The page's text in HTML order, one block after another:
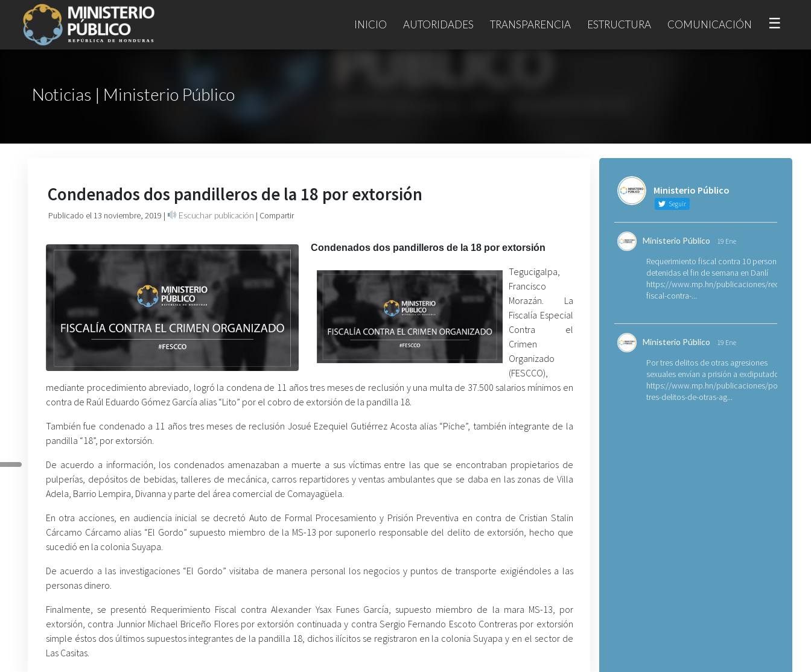
INICIO AUTORIDADES TRANSPARENCIA ESTRUCTURA COMUNICACIÓN ☰
Noticias | Ministerio Público
Condenados dos pandilleros de la 18 por extorsión
Publicado el 13 noviembre, 2019 | Escuchar publicación | Compartir
Condenados dos pandilleros de la 18 por extorsión
Tegucigalpa,
Francisco
Morazán. La
Fiscalía Especial
Contra el
Crimen
Organizado
(FESCCO),
mediante procedimiento abreviado, logró la condena de 11 años tres meses de reclusión y una multa de 37.500 salarios mínimos en
contra de Raúl Eduardo Gómez García alias “Lito” por el cobro de extorsión de la pandilla 18.
También fue condenado a 11 años tres meses de reclusión Josué Ezequiel Gutiérrez Acosta alias “Piche”, también integrante de la
pandilla “18”, por extorsión.
De acuerdo a información, los condenados amenazaban a muerte a sus víctimas entre las que se encontraban propietarios de
pulperías, depósitos de bebidas, talleres de mecánica, carros repartidores y ventas ambulantes que se daba en las zonas de Villa
Adela, Barrio Lempira, Divanna y parte del área comercial de Comayagüela.
En otra acciones, en audiencia inicial se decretó Auto de Formal Procesamiento y Prisión Preventiva en contra de Cristian Stalin
Cárcamo Cárcamo alias “El Gordo” supuesto miembro de la MS-13 por suponerlo responsable del delito de extorsión, hecho que
sucedió en la colonia Suyapa.
De acuerdo a las investigaciones “El Gordo” visitaba de manera personal los negocios y puntos de transporte exigiéndoles a las
personas dinero.
Finalmente, se presentó Requerimiento Fiscal contra Alexander Ysax Funes García, supuesto miembro de la mara MS-13, por
extorsión, contra Junnior Michael Briceño Flores por extorsión continuada y contra Sergio Fernando Escoto Contreras por extorsión
simple éstos dos últimos supuestos integrantes de la pandilla 18, dichos ilícitos se registraron en la colonia Suyapa y en el sector de
Las Casitas.
Ministerio Público
Seguir
Ministerio Público 19 Ene
Requerimiento fiscal contra 10 personas
detenidas el fin de semana en Danlí
https://www.mp.hn/publicaciones/
fiscal-contra-...
Ministerio Público 19 Ene
Por tres delitos de otras agresiones
sexuales envían a prisión a exdiputado
https://www.mp.hn/publicaciones/por-
tres-delitos-de-otras-ag...